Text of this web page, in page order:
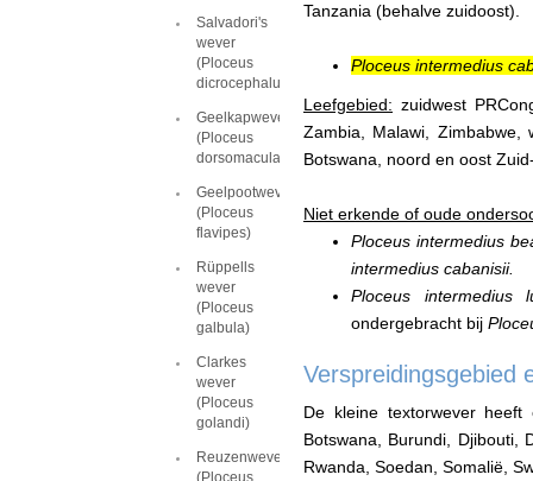
Salvadori's
wever
(Ploceus
dicrocephalus)
Geelkapwever
(Ploceus
dorsomaculatus)
Geelpootwever
(Ploceus
flavipes)
Rüppells
wever
(Ploceus
galbula)
Clarkes
wever
(Ploceus
golandi)
Reuzenwever
(Ploceus
Tanzania (behalve zuidoost).
Ploceus intermedius
Leefgebied: zuidwest
Zambia, Malawi,
Botswana, noord en oost
Niet erkende of oude
Ploceus intermedius
intermedius cabanisii.
Ploceus intermedius
ondergebracht bij
Verspreidingsgebied
De kleine textorwever
Botswana, Burundi, Djibouti,
Rwanda, Soedan, Somalië,